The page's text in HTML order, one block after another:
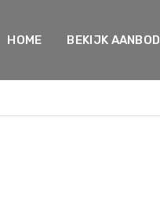
HOME BEKIJK AANBOD